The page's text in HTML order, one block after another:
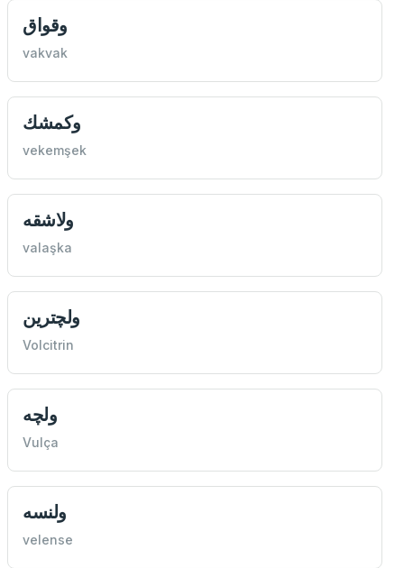
وقواق
vakvak
وكمشك
vekemşek
ولاشقه
valaşka
ولچترين
Volcitrin
ولچه
Vulça
ولنسه
velense